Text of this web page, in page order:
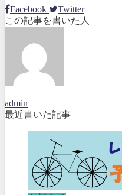
Facebook
Twitter
この記事を書いた人
admin
最近書いた記事